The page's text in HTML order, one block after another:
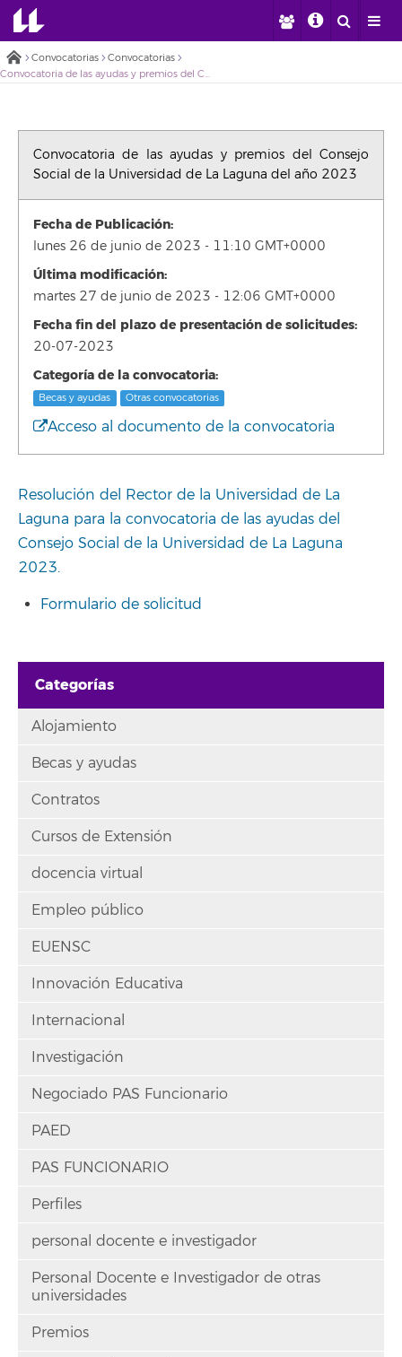
Convocatorias
Convocatorias
Convocatoria de las ayudas y premios del Consejo Social de la Universidad de La Laguna del año 2023
Convocatoria de las ayudas y premios del Consejo
Social de la Universidad de La Laguna del año 2023
Fecha de Publicación:
lunes 26 de junio de 2023 - 11:10 GMT+0000
Última modificación:
martes 27 de junio de 2023 - 12:06 GMT+0000
Fecha fin del plazo de presentación de solicitudes:
20-07-2023
Categoría de la convocatoria:
Becas y ayudas Otras convocatorias
Acceso al documento de la convocatoria
Resolución del Rector de la Universidad de La
Laguna para la convocatoria de las ayudas del
Consejo Social de la Universidad de La Laguna
2023.
Formulario de solicitud
Categorías
Alojamiento
Becas y ayudas
Contratos
Cursos de Extensión
docencia virtual
Empleo público
EUENSC
Innovación Educativa
Internacional
Investigación
Negociado PAS Funcionario
PAED
PAS FUNCIONARIO
Perfiles
personal docente e investigador
Personal Docente e Investigador de otras
universidades
Premios